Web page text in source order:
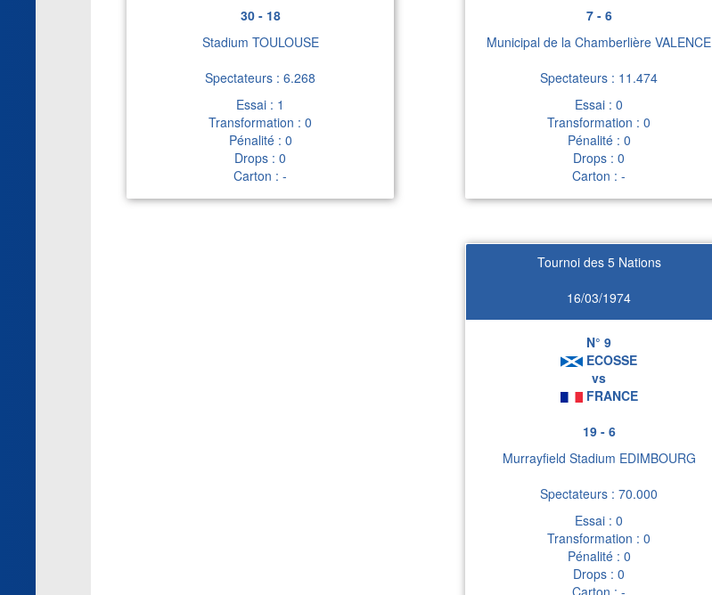
30 - 18
Stadium TOULOUSE
Spectateurs : 6.268
Essai : 1
Transformation : 0
Pénalité : 0
Drops : 0
Carton : -
7 - 6
Municipal de la Chamberlière VALENCE
Spectateurs : 11.474
Essai : 0
Transformation : 0
Pénalité : 0
Drops : 0
Carton : -
Tournoi des 5 Nations
16/03/1974
N° 9
ECOSSE
vs
FRANCE
19 - 6
Murrayfield Stadium EDIMBOURG
Spectateurs : 70.000
Essai : 0
Transformation : 0
Pénalité : 0
Drops : 0
Carton : -